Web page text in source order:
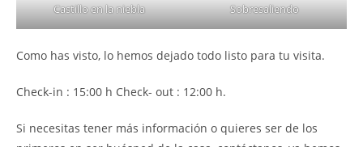
Castillo en la niebla Sobresaliendo
Como has visto, lo hemos dejado todo listo para tu visita.
Check-in : 15:00 h Check- out : 12:00 h.
Si necesitas tener más información o quieres ser de los